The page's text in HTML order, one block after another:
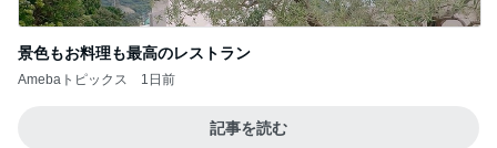
景色もお料理も最高のレストラン
Amebaトピックス 1日前
記事を読む